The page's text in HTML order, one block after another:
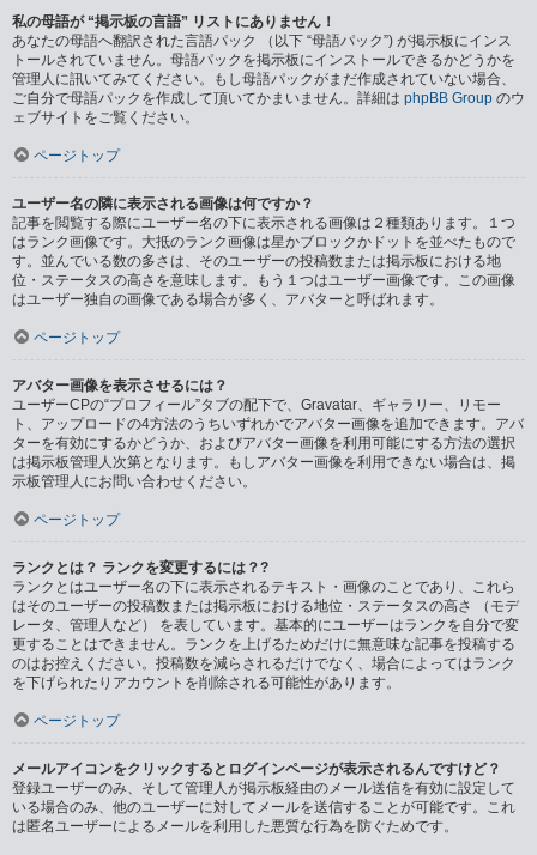
私の母語が “掲示板の言語” リストにありません！
あなたの母語へ翻訳された言語パック （以下 “母語パック”) が掲示板にインス
トールされていません。母語パックを掲示板にインストールできるかどうかを
管理人に訊いてみてください。もし母語パックがまだ作成されていない場合、
ご自分で母語パックを作成して頂いてかまいません。詳細は phpBB Group のウ
ェブサイトをご覧ください。
ページトップ
ユーザー名の隣に表示される画像は何ですか？
記事を閲覧する際にユーザー名の下に表示される画像は２種類あります。１つ
はランク画像です。大抵のランク画像は星かブロックかドットを並べたもので
す。並んでいる数の多さは、そのユーザーの投稿数または掲示板における地
位・ステータスの高さを意味します。もう１つはユーザー画像です。この画像
はユーザー独自の画像である場合が多く、アバターと呼ばれます。
ページトップ
アバター画像を表示させるには？
ユーザーCPの“プロフィール”タブの配下で、Gravatar、ギャラリー、リモー
ト、アップロードの4方法のうちいずれかでアバター画像を追加できます。アバ
ターを有効にするかどうか、およびアバター画像を利用可能にする方法の選択
は掲示板管理人次第となります。もしアバター画像を利用できない場合は、掲
示板管理人にお問い合わせください。
ページトップ
ランクとは？ ランクを変更するには？?
ランクとはユーザー名の下に表示されるテキスト・画像のことであり、これら
はそのユーザーの投稿数または掲示板における地位・ステータスの高さ （モデ
レータ、管理人など） を表しています。基本的にユーザーはランクを自分で変
更することはできません。ランクを上げるためだけに無意味な記事を投稿する
のはお控えください。投稿数を減らされるだけでなく、場合によってはランク
を下げられたりアカウントを削除される可能性があります。
ページトップ
メールアイコンをクリックするとログインページが表示されるんですけど？
登録ユーザーのみ、そして管理人が掲示板経由のメール送信を有効に設定して
いる場合のみ、他のユーザーに対してメールを送信することが可能です。これ
は匿名ユーザーによるメールを利用した悪質な行為を防ぐためです。